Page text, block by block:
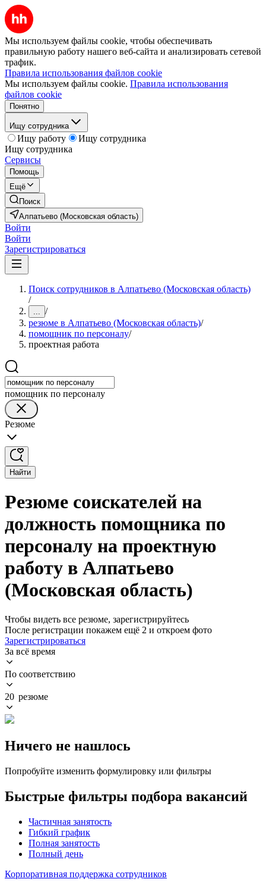
Мы используем файлы cookie, чтобы обеспечивать
правильную работу нашего веб-сайта и анализировать сетевой
трафик.
Правила использования файлов cookie
Мы используем файлы cookie. Правила использования
файлов cookie
Понятно
Ищу сотрудника
Ищу работу
Ищу сотрудника
Ищу сотрудника
Сервисы
Помощь
Ещё
Поиск
Алпатьево (Московская область)
Войти
Войти
Зарегистрироваться
Поиск сотрудников в Алпатьево (Московская область)
/
... /
резюме в Алпатьево (Московская область)/
помощник по персоналу/
проектная работа
помощник по персоналу
Резюме
Найти
Резюме соискателей на
должность помощника по
персоналу на проектную
работу в Алпатьево
(Московская область)
Чтобы видеть все резюме, зарегистрируйтесь
После регистрации покажем ещё 2 и откроем фото
Зарегистрироваться
За всё время
По соответствию
20 резюме
Ничего не нашлось
Попробуйте изменить формулировку или фильтры
Быстрые фильтры подбора вакансий
Частичная занятость
Гибкий график
Полная занятость
Полный день
Корпоративная поддержка сотрудников